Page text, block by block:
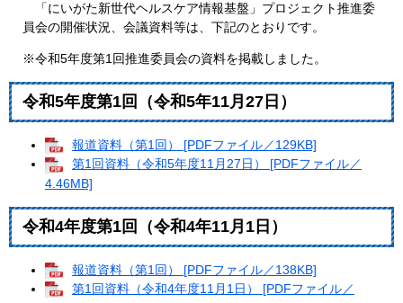
「にいがた新世代ヘルスケア情報基盤」プロジェクト推進委
員会の開催状況、会議資料等は、下記のとおりです。
※令和5年度第1回推進委員会の資料を掲載しました。
令和5年度第1回（令和5年11月27日）
報道資料（第1回） [PDFファイル／129KB]
第1回資料（令和5年度11月27日） [PDFファイル／
4.46MB]
令和4年度第1回（令和4年11月1日）
報道資料（第1回） [PDFファイル／138KB]
第1回資料（令和4年度11月1日） [PDFファイル／